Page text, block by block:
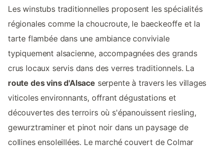
Les winstubs traditionnelles proposent les spécialités
régionales comme la choucroute, le baeckeoffe et la
tarte flambée dans une ambiance conviviale
typiquement alsacienne, accompagnées des grands
crus locaux servis dans des verres traditionnels. La
route des vins d'Alsace serpente à travers les villages
viticoles environnants, offrant dégustations et
découvertes des terroirs où s'épanouissent riesling,
gewurztraminer et pinot noir dans un paysage de
collines ensoleillées. Le marché couvert de Colmar